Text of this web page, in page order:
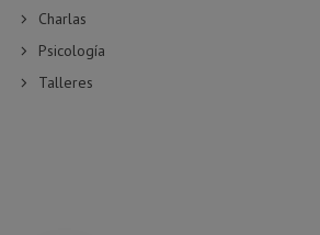
Charlas
Psicología
Talleres